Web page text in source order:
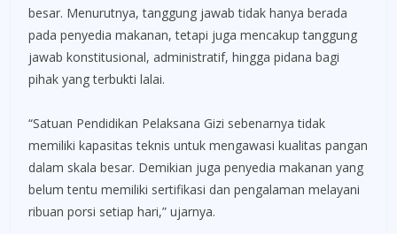
besar. Menurutnya, tanggung jawab tidak hanya berada
pada penyedia makanan, tetapi juga mencakup tanggung
jawab konstitusional, administratif, hingga pidana bagi
pihak yang terbukti lalai.
“Satuan Pendidikan Pelaksana Gizi sebenarnya tidak
memiliki kapasitas teknis untuk mengawasi kualitas pangan
dalam skala besar. Demikian juga penyedia makanan yang
belum tentu memiliki sertifikasi dan pengalaman melayani
ribuan porsi setiap hari,” ujarnya.